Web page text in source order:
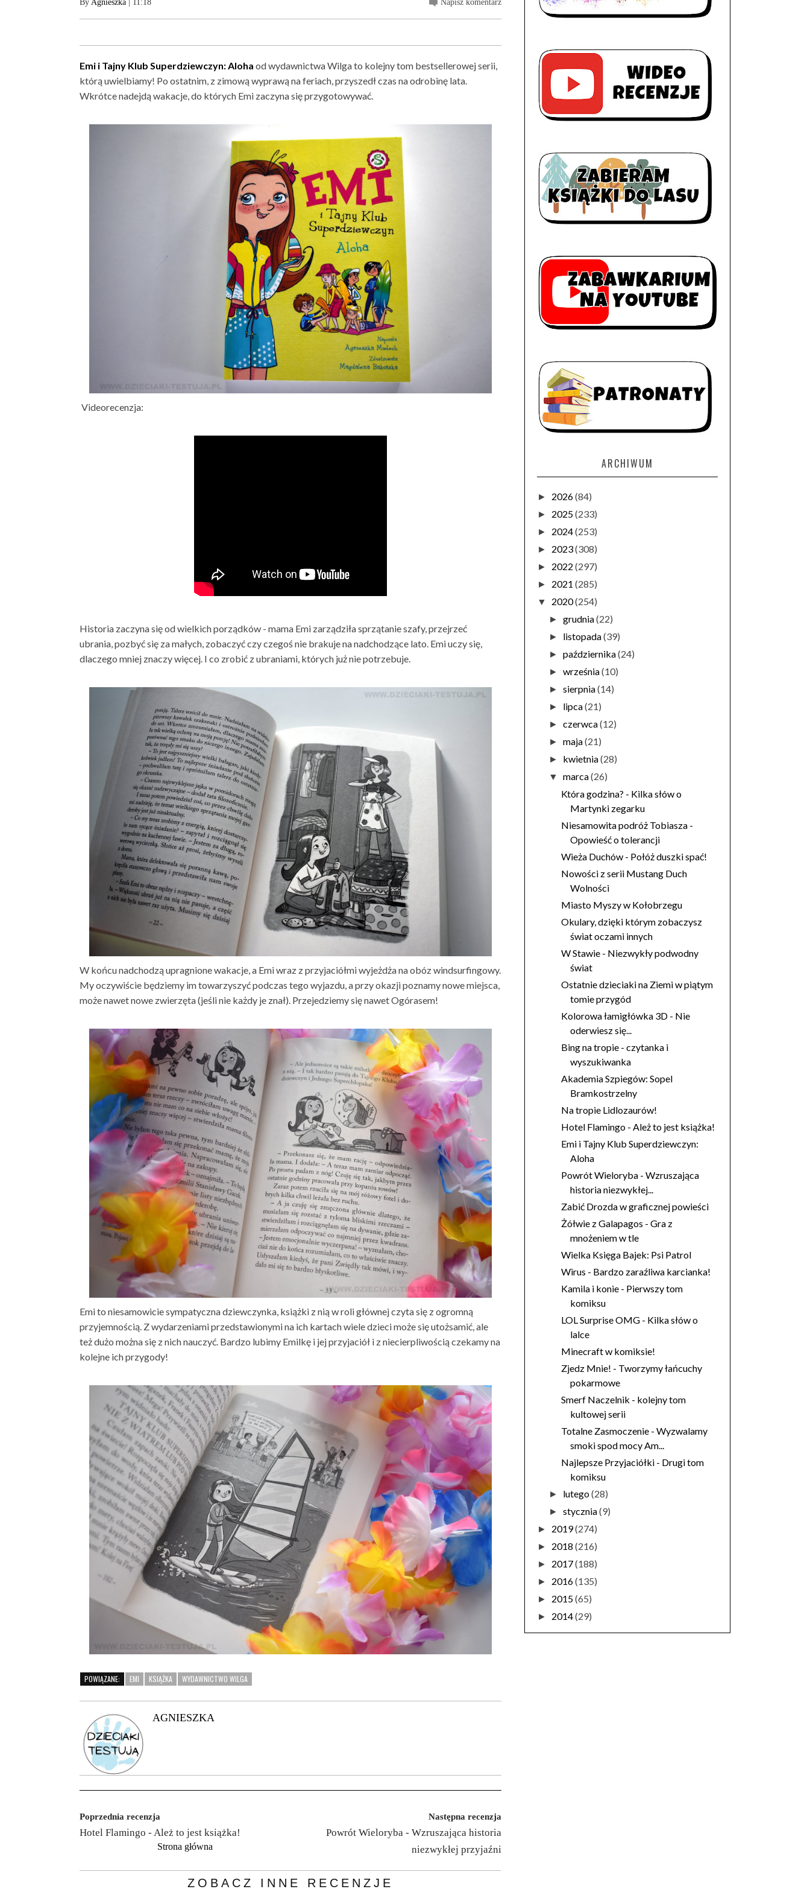
By Agnieszka | 11:18 Napisz komentarz
Emi i Tajny Klub Superdziewczyn: Aloha od wydawnictwa Wilga to kolejny tom bestsellerowej serii,
którą uwielbiamy! Po ostatnim, z zimową wyprawą na feriach, przyszedł czas na odrobinę lata.
Wkrótce nadejdą wakacje, do których Emi zaczyna się przygotowywać.
Videorecenzja:
Historia zaczyna się od wielkich porządków - mama Emi zarządziła sprzątanie szafy, przejrzeć
ubrania, pozbyć się za małych, zobaczyć czy czegoś nie brakuje na nadchodzące lato. Emi uczy się,
dlaczego mniej znaczy więcej. I co zrobić z ubraniami, których już nie potrzebuje.
W końcu nadchodzą upragnione wakacje, a Emi wraz z przyjaciółmi wyjeżdża na obóz windsurfingowy.
My oczywiście będziemy im towarzyszyć podczas tego wyjazdu, a przy okazji poznamy nowe miejsca,
może nawet nowe zwierzęta (jeśli nie każdy je znał). Przejedziemy się nawet Ogórasem!
Emi to niesamowicie sympatyczna dziewczynka, książki z nią w roli głównej czyta się z ogromną
przyjemnością. Z wydarzeniami przedstawionymi na ich kartach wiele dzieci może się utożsamić, ale
też dużo można się z nich nauczyć. Bardzo lubimy Emilkę i jej przyjaciół i z niecierpliwością czekamy na
kolejne ich przygody!
POWIĄZANE: EMI KSIĄŻKA WYDAWNICTWO WILGA
AGNIESZKA
Poprzednia recenzja
Hotel Flamingo - Ależ to jest książka!
Następna recenzja
Powrót Wieloryba - Wzruszająca historia
niezwykłej przyjaźni
Strona główna
ZOBACZ INNE RECENZJE
ARCHIWUM
► 2026(84)
► 2025(233)
► 2024(253)
► 2023(308)
► 2022 (297)
► 2021 (285)
▼ 2020(254)
►grudnia(22)
► listopada(39)
►października(24)
►września(10)
►sierpnia(14)
► lipca(21)
►czerwca(12)
►maja(21)
► kwietnia(28)
▼marca(26)
Która godzina? - Kilka słów o
Martynki zegarku
Niesamowita podróż Tobiasza -
Opowieść o tolerancji
Wieża Duchów - Połóż duszki spać!
Nowości z serii Mustang Duch
Wolności
Miasto Myszy w Kołobrzegu
Okulary, dzięki którym zobaczysz
świat oczami innych
W Stawie - Niezwykły podwodny
świat
Ostatnie dzieciaki na Ziemi w piątym
tomie przygód
Kolorowa łamigłówka 3D - Nie
oderwiesz się...
Bing na tropie - czytanka i
wyszukiwanka
Akademia Szpiegów: Sopel
Bramkostrzelny
Na tropie Lidlozaurów!
Hotel Flamingo - Ależ to jest książka!
Emi i Tajny Klub Superdziewczyn:
Aloha
Powrót Wieloryba - Wzruszająca
historia niezwykłej...
Zabić Drozda w graficznej powieści
Żółwie z Galapagos - Gra z
mnożeniem w tle
Wielka Księga Bajek: Psi Patrol
Wirus - Bardzo zaraźliwa karcianka!
Kamila i konie - Pierwszy tom
komiksu
LOL Surprise OMG - Kilka słów o
lalce
Minecraft w komiksie!
Zjedz Mnie! - Tworzymy łańcuchy
pokarmowe
Smerf Naczelnik - kolejny tom
kultowej serii
Totalne Zasmoczenie - Wyzwalamy
smoki spod mocy Am...
Najlepsze Przyjaciółki - Drugi tom
komiksu
► lutego(28)
►stycznia(9)
► 2019(274)
► 2018 (216)
► 2017(188)
► 2016(135)
► 2015(65)
► 2014(29)